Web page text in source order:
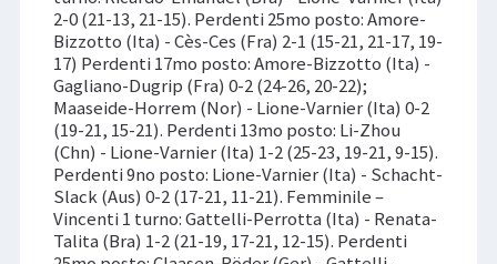
2-0 (21-13, 21-15). Perdenti 25mo posto: Amore-
Bizzotto (Ita) - Cès-Ces (Fra) 2-1 (15-21, 21-17, 19-
17) Perdenti 17mo posto: Amore-Bizzotto (Ita) -
Gagliano-Dugrip (Fra) 0-2 (24-26, 20-22);
Maaseide-Horrem (Nor) - Lione-Varnier (Ita) 0-2
(19-21, 15-21). Perdenti 13mo posto: Li-Zhou
(Chn) - Lione-Varnier (Ita) 1-2 (25-23, 19-21, 9-15).
Perdenti 9no posto: Lione-Varnier (Ita) - Schacht-
Slack (Aus) 0-2 (17-21, 11-21). Femminile –
Vincenti 1 turno: Gattelli-Perrotta (Ita) - Renata-
Talita (Bra) 1-2 (21-19, 17-21, 12-15). Perdenti